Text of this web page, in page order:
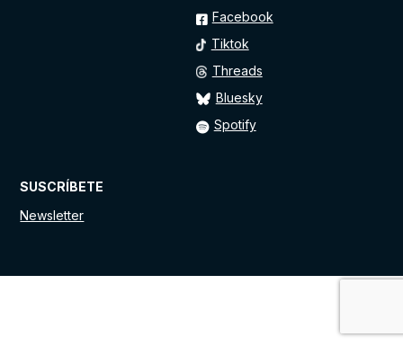
SUSCRÍBETE
Newsletter
Facebook
Tiktok
Threads
Bluesky
Spotify